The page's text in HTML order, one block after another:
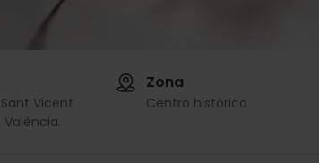
Vicent
Zona
Centro histórico